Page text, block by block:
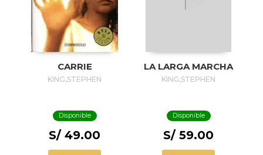
CARRIE
KING,STEPHEN
Disponible
S/ 49.00
LA LARGA MARCHA
KING,STEPHEN
Disponible
S/ 59.00